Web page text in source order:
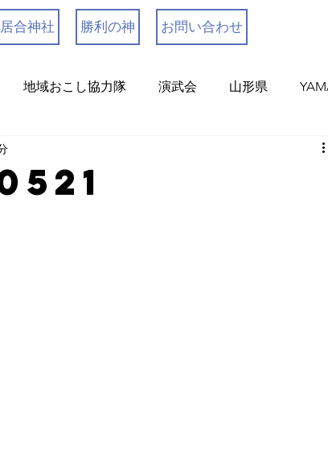
居合神社 勝利の神 お問い合わせ
地域おこし協力隊 演武会 山形県